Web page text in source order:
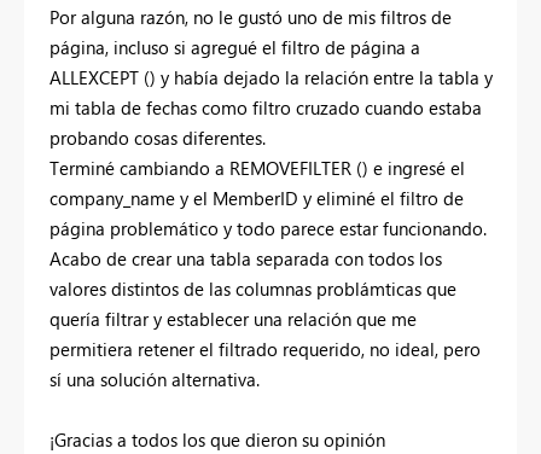
Por alguna razón, no le gustó uno de mis filtros de
página, incluso si agregué el filtro de página a
ALLEXCEPT () y había dejado la relación entre la tabla y
mi tabla de fechas como filtro cruzado cuando estaba
probando cosas diferentes.
Terminé cambiando a REMOVEFILTER () e ingresé el
company_name y el MemberID y eliminé el filtro de
página problemático y todo parece estar funcionando.
Acabo de crear una tabla separada con todos los
valores distintos de las columnas problámticas que
quería filtrar y establecer una relación que me
permitiera retener el filtrado requerido, no ideal, pero
sí una solución alternativa.
¡Gracias a todos los que dieron su opinión